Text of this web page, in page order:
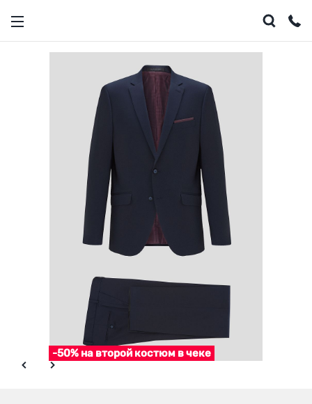
-50% на второй костюм в чеке